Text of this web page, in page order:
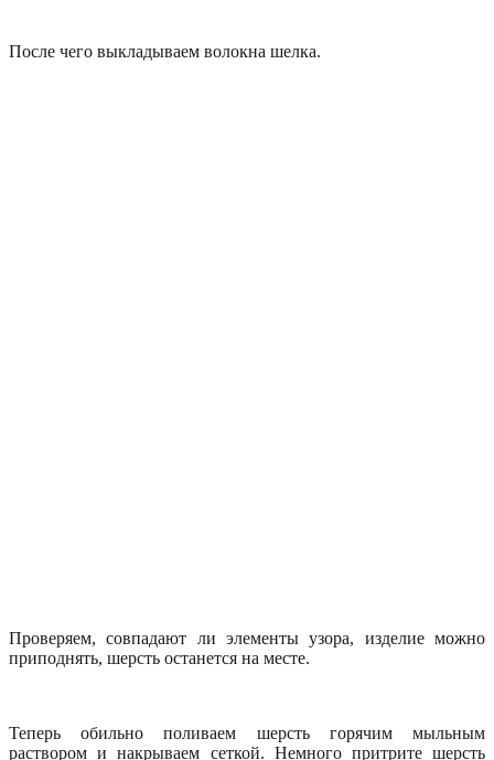
После чего выкладываем волокна шелка.
Проверяем, совпадают ли элементы узора, изделие можно
приподнять, шерсть останется на месте.
Теперь обильно поливаем шерсть горячим мыльным
раствором и накрываем сеткой. Немного притрите шерсть